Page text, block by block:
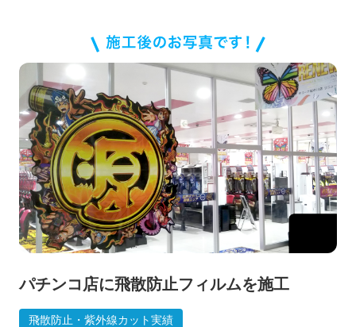
事業概要
パチンコ店に飛散防止フィルムを施工
飛散防止・紫外線カット実績